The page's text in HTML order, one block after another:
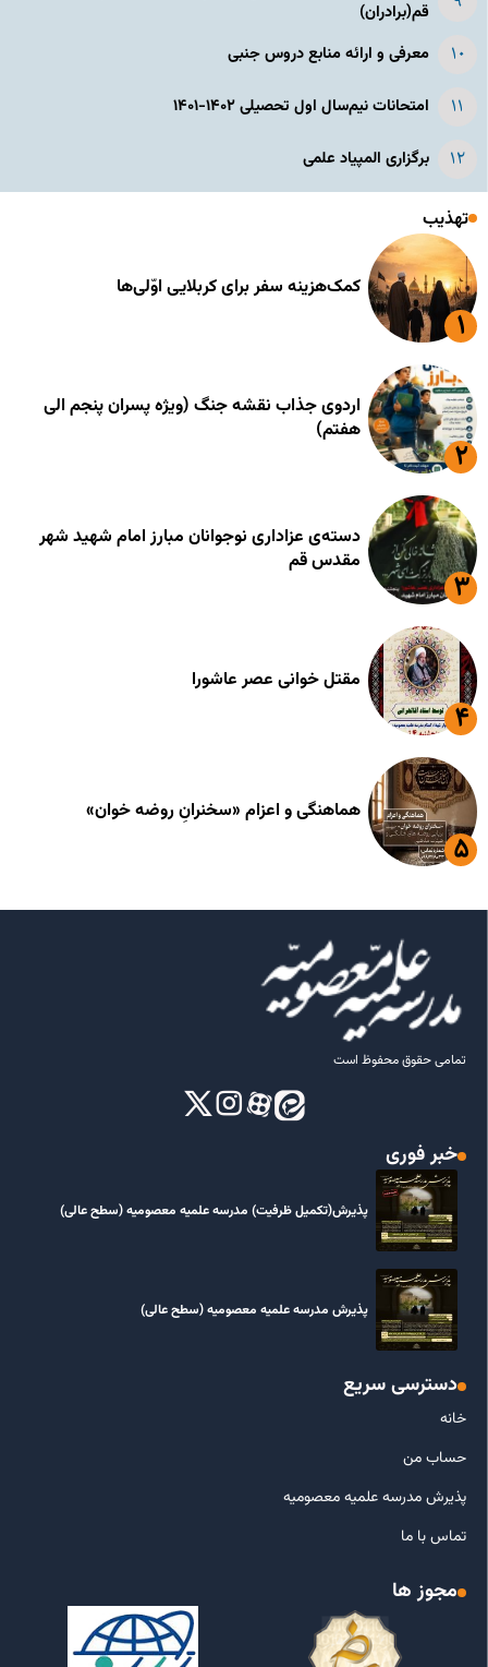
قم(برادران)
معرفی و ارائه منابع دروس جنبی
امتحانات نیم‌سال اول تحصیلی ۱۴۰۲-۱۴۰۱
برگزاری المپیاد علمی
تهذیب
کمک‌هزینه سفر برای کربلایی اوّلی‌ها
اردوی جذاب نقشه جنگ (ویژه پسران پنجم الی
هفتم)
دسته‌ی عزاداری نوجوانان مبارز امام شهید شهر
مقدس قم
مقتل خوانی عصر عاشورا
هماهنگی و اعزام «سخنرانِ روضه خوان»
تمامی حقوق محفوظ است
خبر فوری
پذیرش(تکمیل ظرفیت) مدرسه علمیه معصومیه‌ (سطح عالی)
پذیرش مدرسه علمیه معصومیه‌ (سطح عالی)
دسترسی سریع
خانه
حساب من
پذیرش مدرسه علمیه معصومیه
تماس با ما
مجوز ها